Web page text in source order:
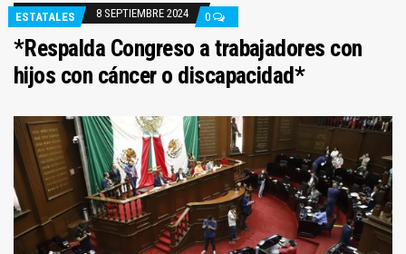
ESTATALES 8 SEPTIEMBRE 2024 0
*Respalda Congreso a trabajadores con
hijos con cáncer o discapacidad*